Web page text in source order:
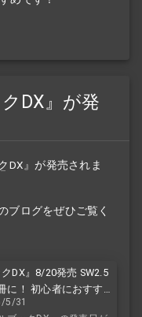
DX』が発
DX』が発売されま
ブログをぜひご覧く
クDX』8/20発売 SW2.5
に！ 初心者におすすめ
5/31